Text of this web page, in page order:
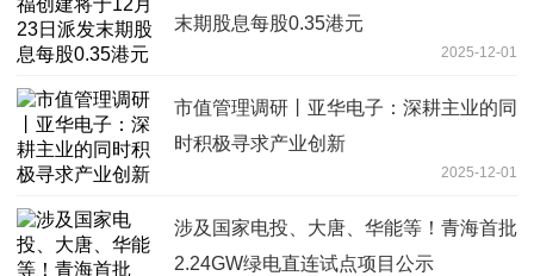
末期股息每股0.35港元
2025-12-01
市值管理调研丨亚华电子：深耕主业的同
时积极寻求产业创新
2025-12-01
涉及国家电投、大唐、华能等！青海首批
2.24GW绿电直连试点项目公示